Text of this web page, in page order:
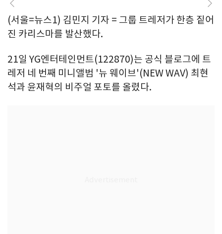
(서울=뉴스1) 김민지 기자 = 그룹 트레저가 한층 짙어
진 카리스마를 발산했다.
21일 YG엔터테인먼트(122870)는 공식 블로그에 트
레저 네 번째 미니앨범 '뉴 웨이브'(NEW WAV) 최현
석과 윤재혁의 비주얼 포토를 올렸다.